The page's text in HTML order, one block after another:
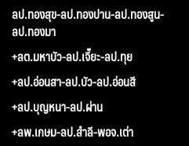
ลป.ทองสุข-ลป.ทองปาน-ลป.ทองสูน-
ลป.ทองมา
+ลต.มหาบัว-ลป.เจี๊ยะ-ลป.ทุย
+ลป.อ่อนสา-ลป.บัว-ลป.อ่อนสี
+ลป.บุญหนา-ลป.ผ่าน
+ลพ.เกษม-ลป.สำลี-พอจ.เต่า